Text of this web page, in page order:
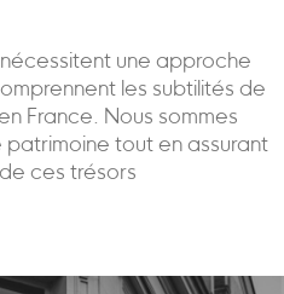
une approche
les subtilités de
France. Nous sommes
tout en assurant
ces trésors